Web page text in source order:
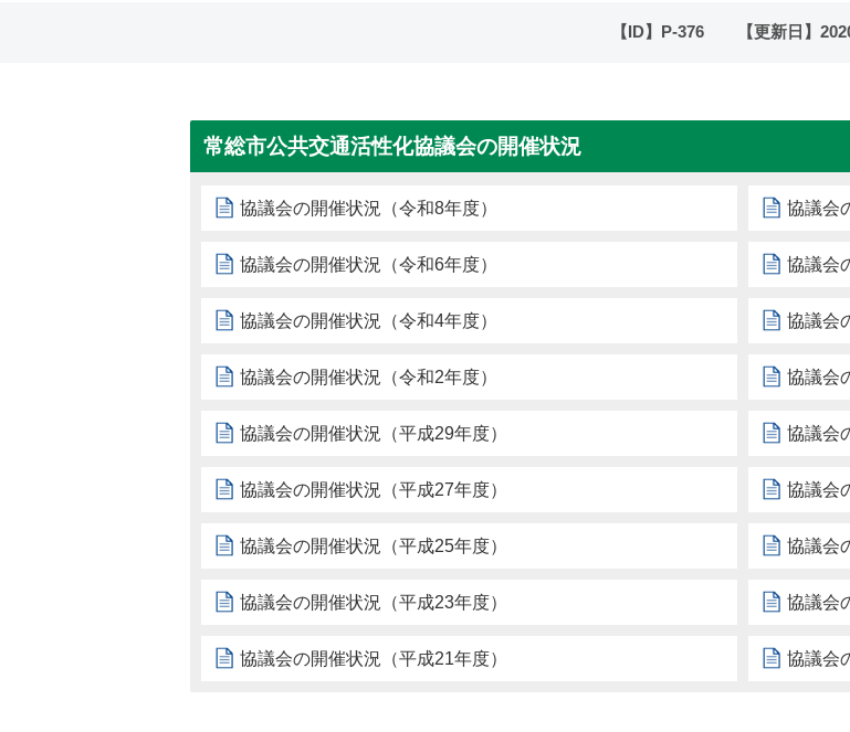
【ID】 P-376 【更新日】
常総市公共交通活性化協議会の開催状況
協議会の開催状況（令和8年度） 協議会
協議会の開催状況（令和6年度） 協議会
協議会の開催状況（令和4年度） 協議会
協議会の開催状況（令和2年度） 協議会
協議会の開催状況（平成29年度） 協議会
協議会の開催状況（平成27年度） 協議会
協議会の開催状況（平成25年度） 協議会
協議会の開催状況（平成23年度） 協議会
協議会の開催状況（平成21年度） 協議会